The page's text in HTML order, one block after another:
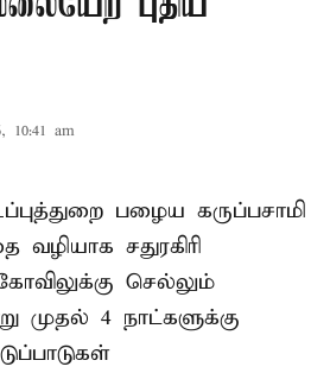
10:41 am
பழைய கருப்பசாமி
சதுரகிரி
செல்லும்
முதல் 4 நாட்களுக்கு